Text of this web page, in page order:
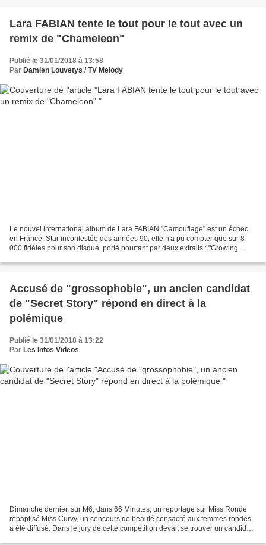
Lara FABIAN tente le tout pour le tout avec un
remix de "Chameleon"
Publié le 31/01/2018 à 13:58
Par Damien Louvetys / TV Melody
Le nouvel international album de Lara FABIAN "Camouflage" est un échec
en France. Star incontestée des années 90, elle n'a pu compter que sur 8
000 fidèles pour son disque, porté pourtant par deux extraits : "Growing
Accusé de "grossophobie", un ancien candidat
de "Secret Story" répond en direct à la
polémique
Publié le 31/01/2018 à 13:22
Par Les Infos Videos
Dimanche dernier, sur M6, dans 66 Minutes, un reportage sur Miss Ronde
rebaptisé Miss Curvy, un concours de beauté consacré aux femmes rondes,
a été diffusé. Dans le jury de cette compétition devait se trouver un candidat